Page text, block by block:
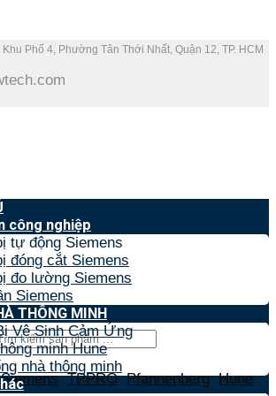
Phố 4, Phường Tân Thới Nhất, Quận 12, TP. HCM
Siemens,TPPRO,Pfannenberg,Hune,
công nghiệp
tự động Siemens
đóng cắt Siemens
đo lường Siemens
Siemens
THÔNG MINH
Vệ Sinh Cảm Ứng
minh Hune
nhà thông minh